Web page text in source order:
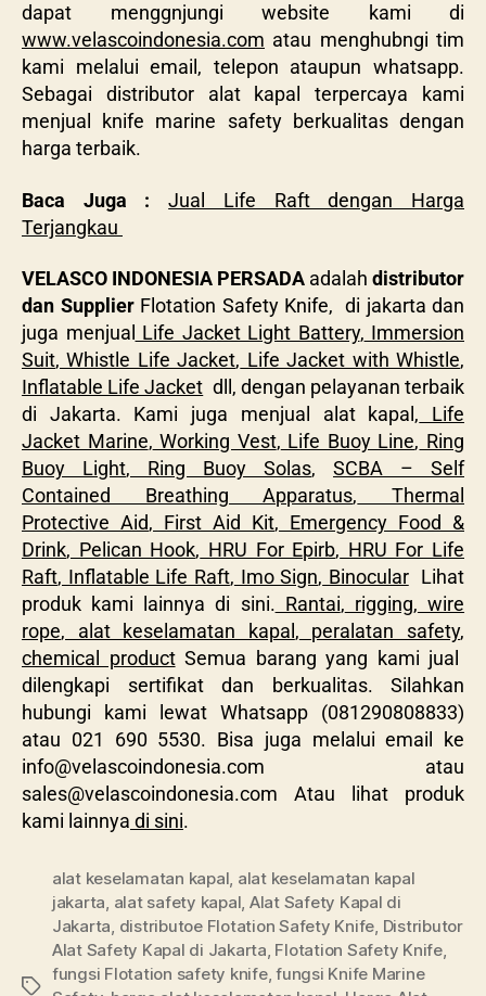
dapat menggnjungi website kami di
www.velascoindonesia.com atau menghubngi tim
kami melalui email, telepon ataupun whatsapp.
Sebagai distributor alat kapal terpercaya kami
menjual knife marine safety berkualitas dengan
harga terbaik.
Baca Juga :
Jual Life Raft dengan Harga
Terjangkau
VELASCO INDONESIA PERSADA adalah distributor
dan SupplierFlotation Safety Knife, di jakarta dan
juga menjual Life Jacket Light Battery, Immersion
Suit, Whistle Life Jacket, Life Jacket with Whistle,
Inflatable Life Jacket dll, dengan pelayanan terbaik
di Jakarta. Kami juga menjual alat kapal, Life
Jacket Marine, Working Vest, Life Buoy Line, Ring
Buoy Light, Ring Buoy Solas, SCBA – Self
Contained Breathing Apparatus, Thermal
Protective Aid, First Aid Kit, Emergency Food &
Drink, Pelican Hook, HRU For Epirb, HRU For Life
Raft, Inflatable Life Raft, Imo Sign, BinocularLihat
produk kami lainnya di sini. Rantai, rigging, wire
rope, alat keselamatan kapal , peralatan safety,
chemical productSemua barang yang kami jual
dilengkapi sertifikat dan berkualitas. Silahkan
hubungi kami lewat Whatsapp (081290808833)
atau 021 690 5530. Bisa juga melalui email ke
info@velascoindonesia.com atau
sales@velascoindonesia.com Atau lihat produk
kami lainnya di sini.
alat keselamatan kapal, alat keselamatan kapal
jakarta, alat safety kapal, Alat Safety Kapal di
Jakarta, distributoe Flotation Safety Knife, Distributor
Alat Safety Kapal di Jakarta, Flotation Safety Knife,
fungsi Flotation safety knife,fungsi Knife Marine